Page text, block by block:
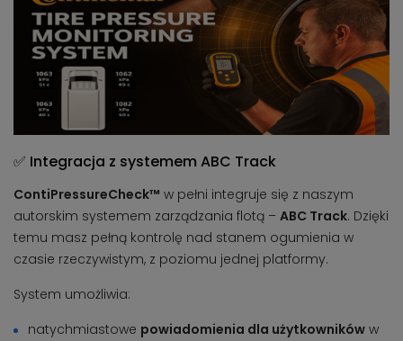
✅ Integracja z systemem ABC Track
ContiPressureCheck™ w pełni integruje się z naszym
autorskim systemem zarządzania flotą – ABC Track. Dzięki
temu masz pełną kontrolę nad stanem ogumienia w
czasie rzeczywistym, z poziomu jednej platformy.
System umożliwia:
natychmiastowe powiadomienia dla użytkowników w